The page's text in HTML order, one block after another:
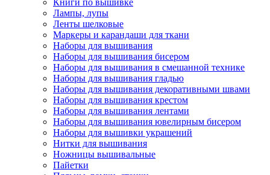
Книги по вышивке
Лампы, лупы
Ленты шелковые
Маркеры и карандаши для ткани
Наборы для вышивания
Наборы для вышивания бисером
Наборы для вышивания в смешанной технике
Наборы для вышивания гладью
Наборы для вышивания декоративными швами
Наборы для вышивания крестом
Наборы для вышивания лентами
Наборы для вышивания ювелирным бисером
Наборы для вышивки украшений
Нитки для вышивания
Ножницы вышивальные
Пайетки